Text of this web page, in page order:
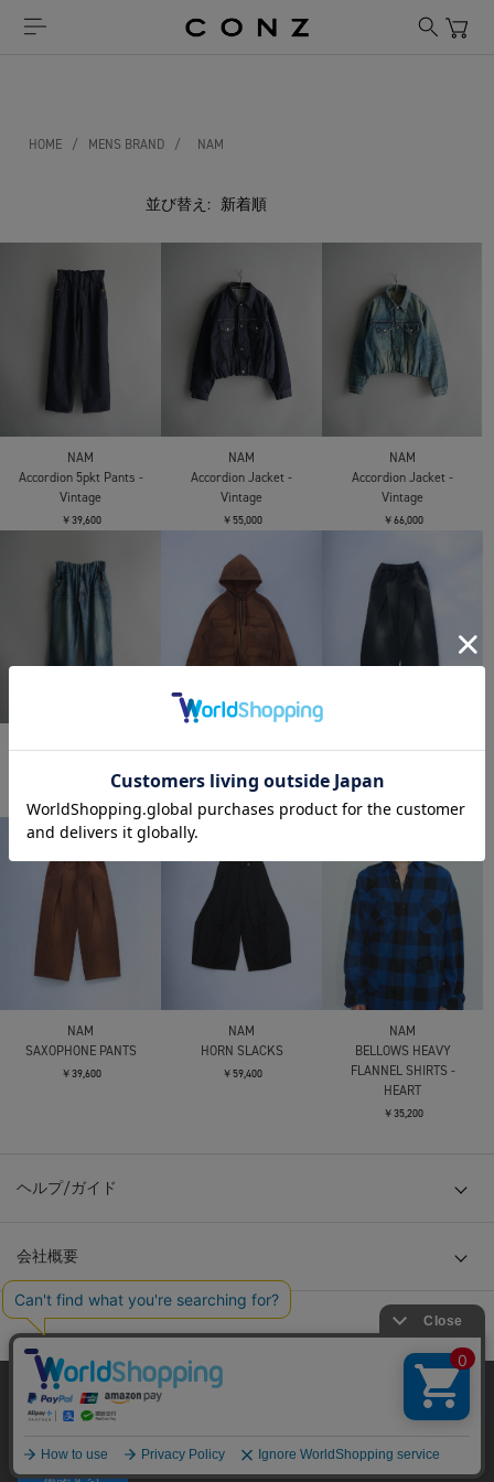
HOME / MENS BRAND / NAM
並び替え:
NAM
Accordion 5pkt Pants -
Vintage
￥39,600
NAM
Accordion Jacket -
Vintage
￥55,000
NAM
Accordion Jacket -
Vintage
￥66,000
￥49,500
￥55,000 ￥39,600
NAM
SAXOPHONE PANTS
￥39,600
NAM
HORN SLACKS
￥59,400
NAM
BELLOWS HEAVY
FLANNEL SHIRTS -
HEART
￥35,200
ヘルプ/ガイド
会社概要
当サイトはクッキー(cookie)を使用します。クッキーはサイト内
の一部の機能および、サイトの使用状況の分析からマーケティ
プライバシーポリシーはこちら
承諾する